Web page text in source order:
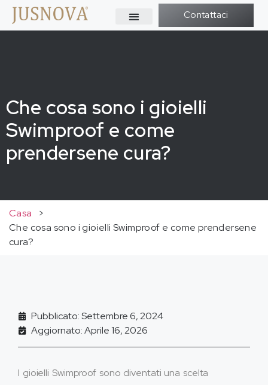
Contattaci
Che cosa sono i gioielli
Swimproof e come
prendersene cura?
Casa
>
Che cosa sono i gioielli Swimproof e come prendersene
cura?
Pubblicato: Settembre 6, 2024
Aggiornato: Aprile 16, 2026
I gioielli Swimproof sono diventati una scelta